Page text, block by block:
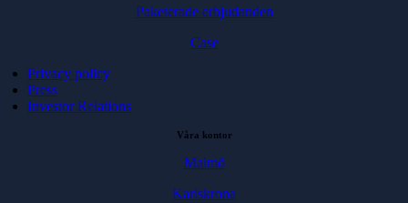
Paketerade erbjudanden
Case
Privacy policy
Press
Investor Relations
Våra kontor
Malmö
Karlskrona